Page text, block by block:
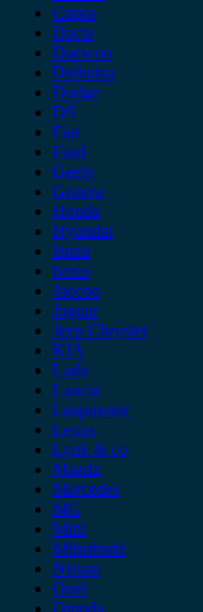
Cupra
Dacia
Daewoo
Daihatsu
Dodge
DS
Fiat
Ford
Geely
Gonow
Honda
Hyundai
Isuzu
iveco
Jaecoo
Jaguar
Jeep Chrysler
KIA
Lada
Lancia
Leapmotor
Lexus
Lynk & co
Mazda
Mercedes
MG
Mini
Mitsubishi
Nissan
Opel
Omoda